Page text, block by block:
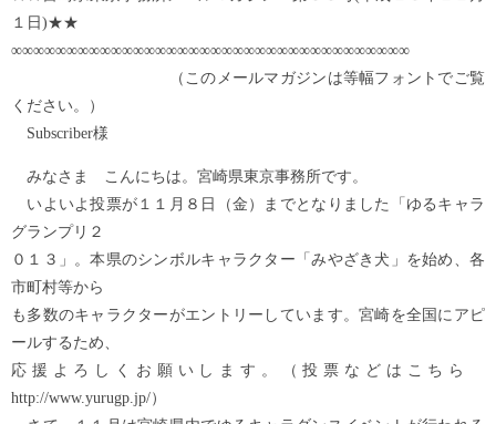
１日)★★
∞∞∞∞∞∞∞∞∞∞∞∞∞∞∞∞∞∞∞∞∞∞∞∞∞∞∞∞∞∞∞∞∞∞∞∞
（このメールマガジンは等幅フォントでご覧
ください。）
Subscriber様
みなさま こんにちは。宮崎県東京事務所です。
いよいよ投票が１１月８日（金）までとなりました「ゆるキャラ
グランプリ２
０１３」。本県のシンボルキャラクター「みやざき犬」を始め、各
市町村等から
も多数のキャラクターがエントリーしています。宮崎を全国にアピ
ールするため、
応援よろしくお願いします。（投票などはこちら
http://www.yurugp.jp/）